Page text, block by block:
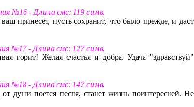
№16 - Д л и н асмс: 119 с и м в.
принесет, пусть сохранит, что было прежде, и даст
№17 - Д л и н асмс: 127с и м в.
горит! Желая счастья и добра. Удача "здравствуй"
№18 - Д л и н асмс: 147с и м в.
от души поется песня, станет жизнь поинтересней. Не